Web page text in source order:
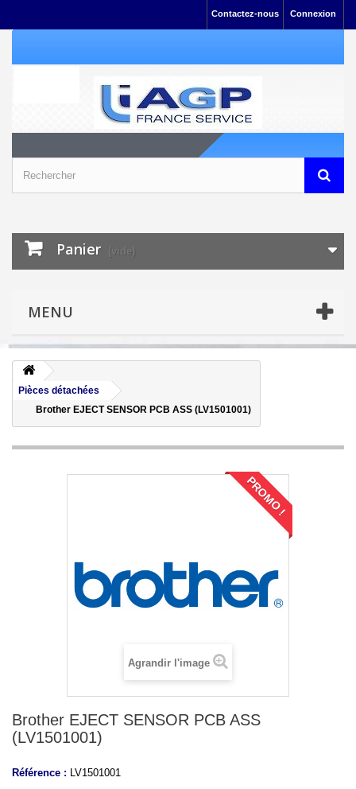
Connexion
Contactez-nous
Panier (vide)
MENU
Pièces détachées
Brother EJECT SENSOR PCB ASS (LV1501001)
PROMO !
Agrandir l'image
Brother EJECT SENSOR PCB ASS
(LV1501001)
Référence : LV1501001